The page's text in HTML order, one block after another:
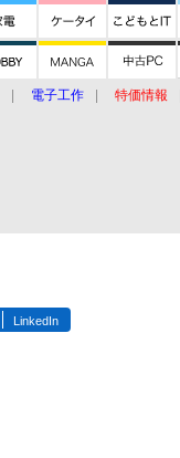
電子工作 特価情報
LinkedIn